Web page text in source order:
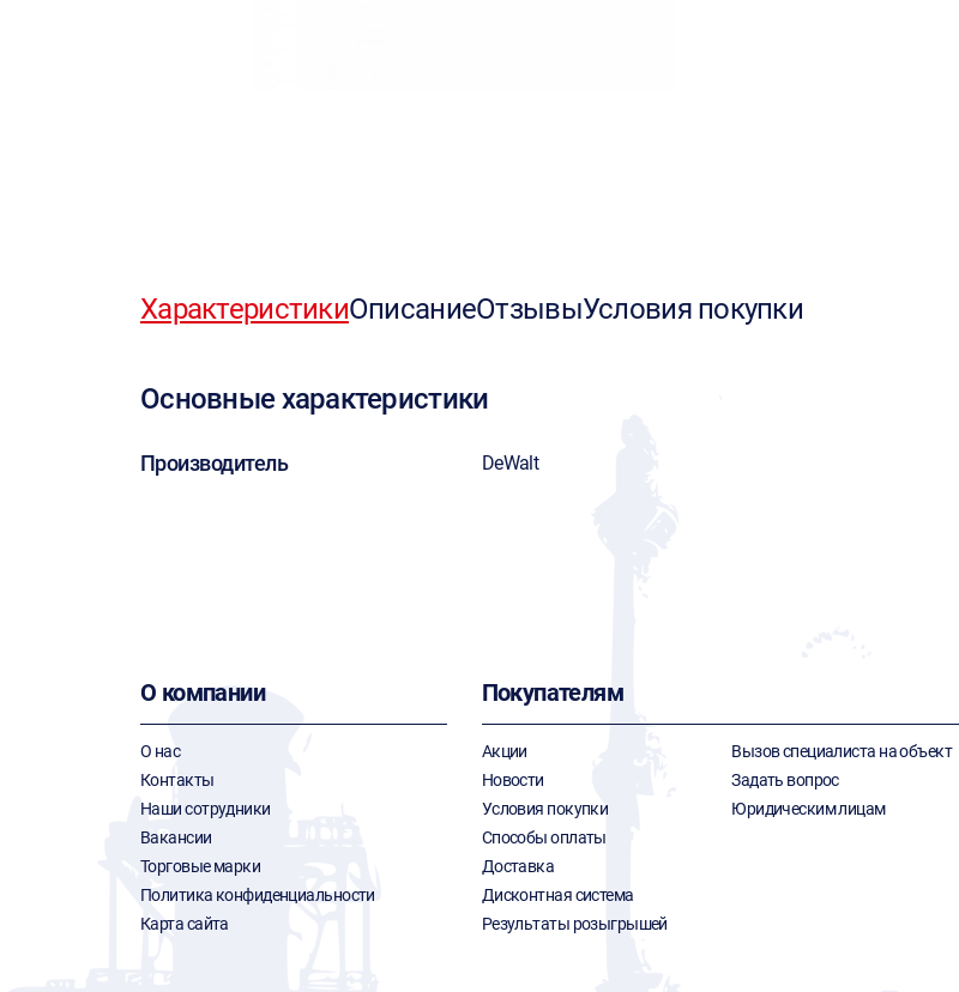
ХарактеристикиОписаниеОтзывыУсловия покупки
Основные характеристики
Производитель DeWalt
О компании
О нас
Контакты
Наши сотрудники
Вакансии
Торговые марки
Политика конфиденциальности
Карта сайта
Покупателям
Акции
Новости
Условия покупки
Способы оплаты
Доставка
Дисконтная система
Результаты розыгрышей
Вызов специалиста на объект
Задать вопрос
Юридическим лицам